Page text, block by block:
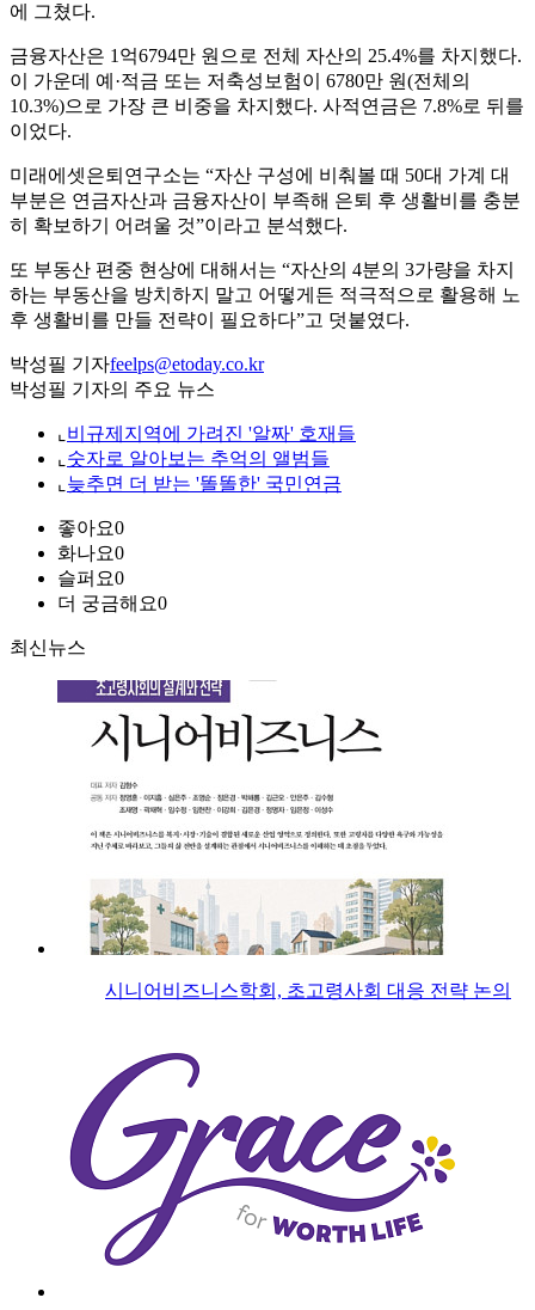
에 그쳤다.
금융자산은 1억6794만 원으로 전체 자산의 25.4%를 차지했다.
이 가운데 예·적금 또는 저축성보험이 6780만 원(전체의
10.3%)으로 가장 큰 비중을 차지했다. 사적연금은 7.8%로 뒤를
이었다.
미래에셋은퇴연구소는 “자산 구성에 비춰볼 때 50대 가계 대
부분은 연금자산과 금융자산이 부족해 은퇴 후 생활비를 충분
히 확보하기 어려울 것”이라고 분석했다.
또 부동산 편중 현상에 대해서는 “자산의 4분의 3가량을 차지
하는 부동산을 방치하지 말고 어떻게든 적극적으로 활용해 노
후 생활비를 만들 전략이 필요하다”고 덧붙였다.
박성필 기자feelps@etoday.co.kr
박성필 기자의 주요 뉴스
⌞ 비규제지역에 가려진 '알짜' 호재들
⌞ 숫자로 알아보는 추억의 앨범들
⌞ 늦추면 더 받는 '똘똘한' 국민연금
좋아요0
화나요0
슬퍼요0
더 궁금해요0
최신뉴스
시니어비즈니스학회, 초고령사회 대응 전략 논의